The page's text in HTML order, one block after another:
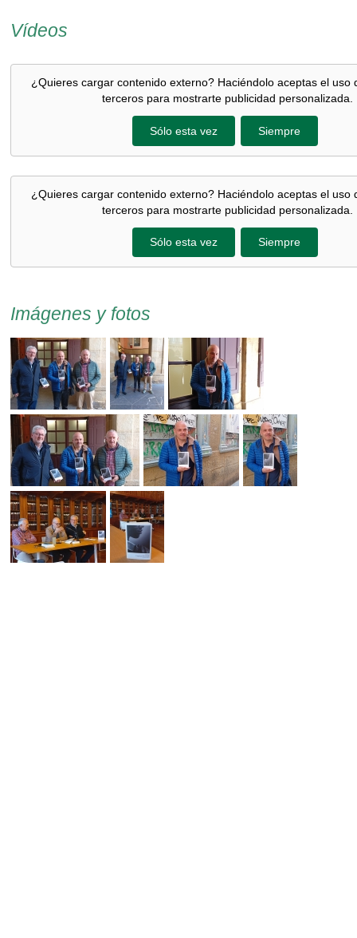
Vídeos
¿Quieres cargar contenido externo? Haciéndolo aceptas el uso
terceros para mostrarte publicidad personalizada.
Sólo esta vez Siempre
¿Quieres cargar contenido externo? Haciéndolo aceptas el uso
terceros para mostrarte publicidad personalizada.
Sólo esta vez Siempre
Imágenes y fotos